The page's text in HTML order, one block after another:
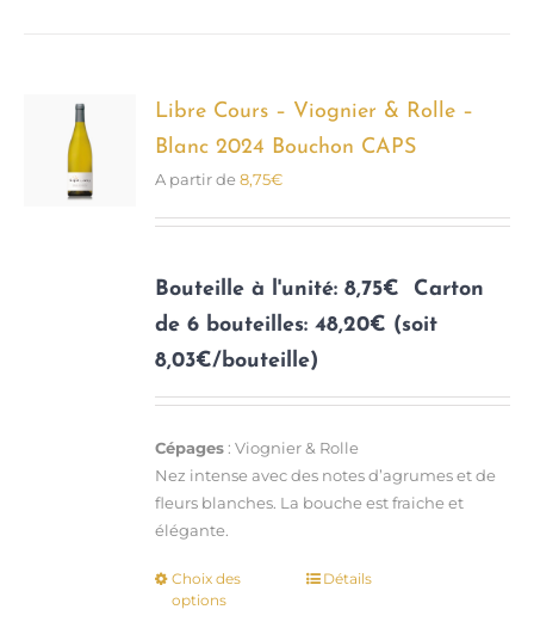
options
peuvent
choisies
sur
du
produit
Libre Cours – Viognier & Rolle –
Blanc 2024 Bouchon CAPS
A partir de8,75€
Bouteille à l'unité: 8,75€
Carton
de 6 bouteilles: 48,20€ (soit
8,03€/bouteille)
Cépages : Viognier & Rolle
Nez intense avec des notes d’agrumes et de
fleurs blanches. La bouche est fraiche et
élégante.
Choix des
options
CeDétails